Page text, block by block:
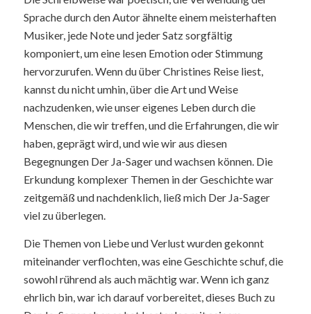
Sprache durch den Autor ähnelte einem meisterhaften
Musiker, jede Note und jeder Satz sorgfältig
komponiert, um eine lesen Emotion oder Stimmung
hervorzurufen. Wenn du über Christines Reise liest,
kannst du nicht umhin, über die Art und Weise
nachzudenken, wie unser eigenes Leben durch die
Menschen, die wir treffen, und die Erfahrungen, die wir
haben, geprägt wird, und wie wir aus diesen
Begegnungen Der Ja-Sager und wachsen können. Die
Erkundung komplexer Themen in der Geschichte war
zeitgemäß und nachdenklich, ließ mich Der Ja-Sager
viel zu überlegen.
Die Themen von Liebe und Verlust wurden gekonnt
miteinander verflochten, was eine Geschichte schuf, die
sowohl rührend als auch mächtig war. Wenn ich ganz
ehrlich bin, war ich darauf vorbereitet, dieses Buch zu